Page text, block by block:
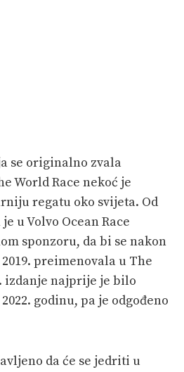
se originalno zvala
World Race nekoć je
regatu oko svijeta. Od
u Volvo Ocean Race
sponzoru, da bi se nakon
preimenovala u The
izdanje najprije je bilo
godinu, pa je odgođeno
da će se jedriti u